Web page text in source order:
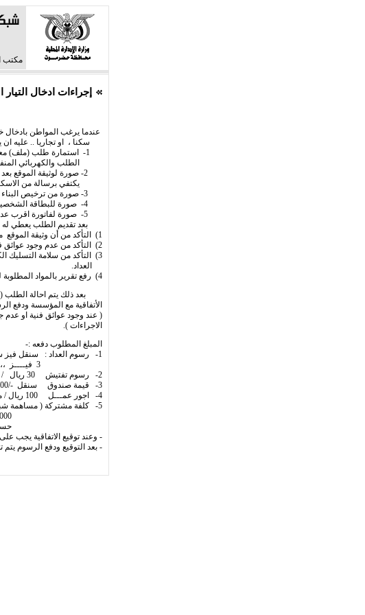
مكتب
إجراءات ادخال
عندما يرغب المواطن بادخال
سكنا ، او تجاريا .. عليه
1- استمارة طلب (ملف) معبأة البيانات وموقع عليها من قبل المواطن صاحب
الطلب والكهربائي المنفذ
2- صورة لوثيقة الموقع بعد مطابقتها بالأصل ( وفي حالة عدم وجود وثيقه للموقع
يكتفي برسالة من الاسكان
3- صورة من ترخيص البناء .
4- صورة للبطاقة الشخصية للمواطن صاحب الطلب .
5- صورة لفاتورة اقرب عداد لهذا الموقع .
بعد تقديم الطلب يعطي له
1) التأكد من أن وثيقة الموقع مطابقة للواقع وأن الحدود في الوثيقة متطابقة مع الواقع.
2) التأكد من عدم وجود عوائق فنية (وجود خطوط كهرباء على الموقع او قريب منه).
3) التأكد من سلامة التسليك الكهربائي الداخلي للموقع وجاهزيته لاستلام الطاقة وتركيب
العداد.
4) رفع تقرير بالمواد المطلوبة لتوصيل التيار وتحديد نقطة الربط .
بعد ذلك يتم احالة الطلب
الأتفاقية مع المؤسسة ودفع
( عند وجود عوائق فنية او عدم
الاجراءات ).
المبلغ المطلوب دفعه :-
1- رسوم العداد : سنقل فيز سكن او تجاري -/ 15000 ريال
3 فيــــز ،، ،، -/ 15000 ريال
2- رسوم تفتيش 30 ريال / ليلو وات
3- قيمة صندوق سنقل -/1700 ريال و3 فيز -/2700 ريال
4- اجور عمـــل 100 ريال / متر سلك جدار
5- كلفة مشتركة ( مساهمة شبكة): 2000 ريال / كيلو وات سكن
3000 ريال / ليلو وات /تجاري
حسب الأحمال
- وعند توقيع الاتفاقية يجب
- بعد التوقيع ودفع الرسوم